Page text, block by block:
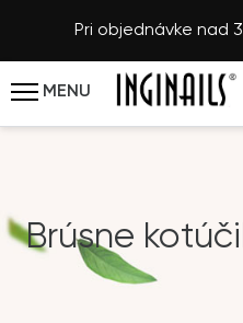
Pri objednávke nad
MENU
Brúsne